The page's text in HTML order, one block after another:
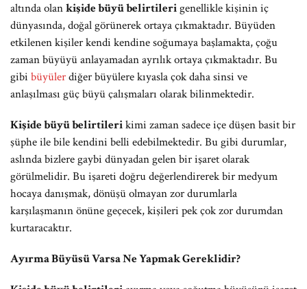
altında olankişide büyü belirtilerigenellikle kişinin iç
dünyasında, doğal görünerek ortaya çıkmaktadır. Büyüden
etkilenen kişiler kendi kendine soğumaya başlamakta, çoğu
zaman büyüyü anlayamadan ayrılık ortaya çıkmaktadır. Bu
gibi büyülerdiğer büyülere kıyasla çok daha sinsi ve
anlaşılması güç büyü çalışmaları olarak bilinmektedir.
Kişide büyü belirtilerikimi zaman sadece içe düşen basit bir
şüphe ile bile kendini belli edebilmektedir. Bu gibi durumlar,
aslında bizlere gaybi dünyadan gelen bir işaret olarak
görülmelidir. Bu işareti doğru değerlendirerek bir medyum
hocaya danışmak, dönüşü olmayan zor durumlarla
karşılaşmanın önüne geçecek, kişileri pek çok zor durumdan
kurtaracaktır.
Ayırma Büyüsü Varsa Ne Yapmak Gereklidir?